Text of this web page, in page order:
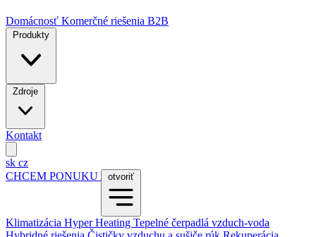
Domácnosť Komerčné riešenia B2B
Produkty
Zdroje
Kontakt
sk cz
CHCEM PONUKU
otvoriť
Klimatizácia Hyper Heating Tepelné čerpadlá vzduch-voda